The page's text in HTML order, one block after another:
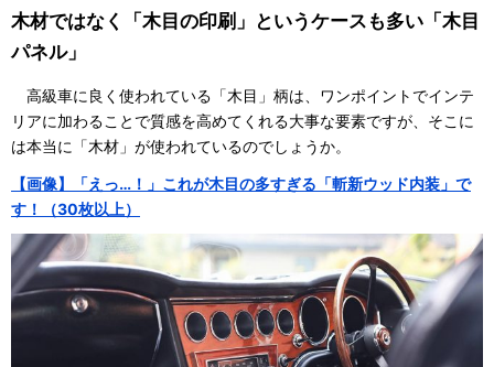
木材ではなく「木目の印刷」というケースも多い「木目
パネル」
高級車に良く使われている「木目」柄は、ワンポイントでインテ
リアに加わることで質感を高めてくれる大事な要素ですが、そこに
は本当に「木材」が使われているのでしょうか。
【画像】「えっ…！」これが木目の多すぎる「斬新ウッド内装」で
す！（30枚以上）